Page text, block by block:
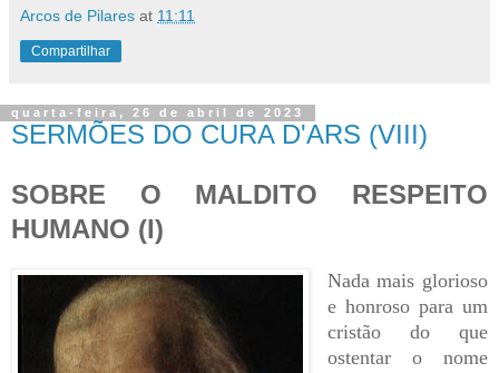
Arcos de Pilares at 11:11
Compartilhar
quarta-feira, 26 de abril de 2023
SERMÕES DO CURA D'ARS (VIII)
SOBRE O MALDITO RESPEITO
HUMANO (I)
Nada mais glorioso
e honroso para um
cristão do que
ostentar o nome